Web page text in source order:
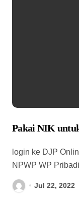
Pakai NIK
NPWP WP Pribadi
Jul 22, 2022